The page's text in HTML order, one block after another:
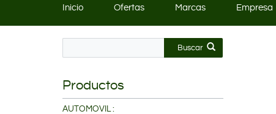
Inicio Ofertas Marcas Empresa
Buscar
Productos
AUTOMOVIL :